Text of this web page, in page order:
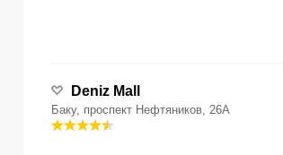
Deniz Mall
Баку, проспект Нефтяников, 26A